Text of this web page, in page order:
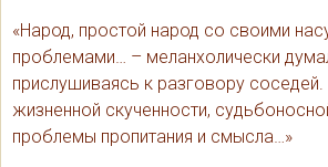
«Народ, простой народ со своими
проблемами… – меланхолически
прислушиваясь к разговору
жизненной скученности,
проблемы пропитания и смысла…»